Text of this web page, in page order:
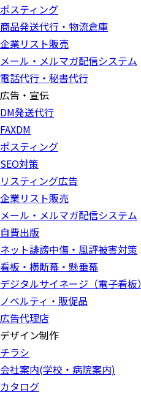
ポスティング
商品発送代行・物流倉庫
企業リスト販売
メール・メルマガ配信システム
電話代行・秘書代行
広告・宣伝
DM発送代行
FAXDM
ポスティング
SEO対策
リスティング広告
企業リスト販売
メール・メルマガ配信システム
自費出版
ネット誹謗中傷・風評被害対策
看板・横断幕・懸垂幕
デジタルサイネージ（電子看板）
ノベルティ・販促品
広告代理店
デザイン制作
チラシ
会社案内(学校・病院案内)
カタログ